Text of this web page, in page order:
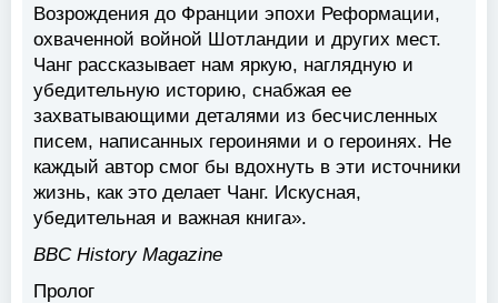
Возрождения до Франции эпохи Реформации,
охваченной войной Шотландии и других мест.
Чанг рассказывает нам яркую, наглядную и
убедительную историю, снабжая ее
захватывающими деталями из бесчисленных
писем, написанных героинями и о героинях. Не
каждый автор смог бы вдохнуть в эти источники
жизнь, как это делает Чанг. Искусная,
убедительная и важная книга».
BBC History Magazine
Пролог